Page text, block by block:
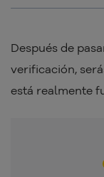
Después de
verificación,
está realmente